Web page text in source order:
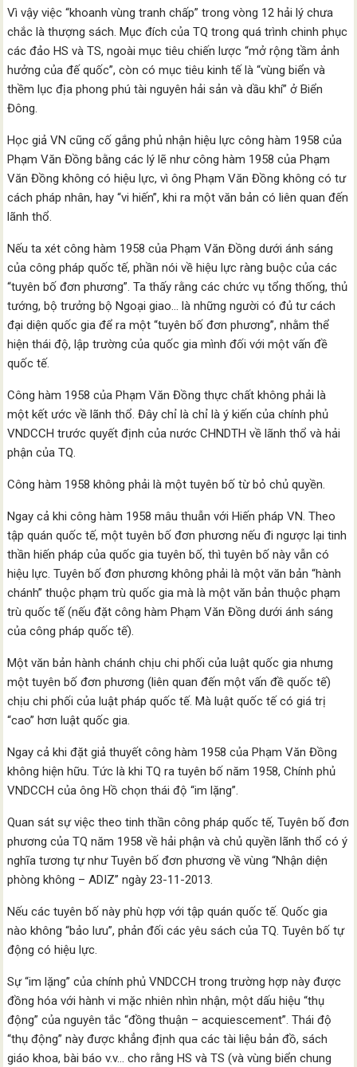
Vì vậy việc “khoanh vùng tranh chấp” trong vòng 12 hải lý chưa
chắc là thượng sách. Mục đích của TQ trong quá trình chinh phục
các đảo HS và TS, ngoài mục tiêu chiến lược “mở rộng tầm ảnh
hưởng của đế quốc”, còn có mục tiêu kinh tế là “vùng biển và
thềm lục địa phong phú tài nguyên hải sản và dầu khí” ở Biển
Đông.
Học giả VN cũng cố gắng phủ nhận hiệu lực công hàm 1958 của
Phạm Văn Đồng bằng các lý lẽ như công hàm 1958 của Phạm
Văn Đồng không có hiệu lực, vì ông Phạm Văn Đồng không có tư
cách pháp nhân, hay “vi hiến”, khi ra một văn bản có liên quan đến
lãnh thổ.
Nếu ta xét công hàm 1958 của Phạm Văn Đồng dưới ánh sáng
của công pháp quốc tế, phần nói về hiệu lực ràng buộc của các
“tuyên bố đơn phương”. Ta thấy rằng các chức vụ tổng thống, thủ
tướng, bộ trưởng bộ Ngoại giao… là những người có đủ tư cách
đại diện quốc gia để ra một “tuyên bố đơn phương”, nhằm thể
hiện thái độ, lập trường của quốc gia mình đối với một vấn đề
quốc tế.
Công hàm 1958 của Phạm Văn Đồng thực chất không phải là
một kết ước về lãnh thổ. Đây chỉ là chỉ là ý kiến của chính phủ
VNDCCH trước quyết định của nước CHNDTH về lãnh thổ và hải
phận của TQ.
Công hàm 1958 không phải là một tuyên bố từ bỏ chủ quyền.
Ngay cả khi công hàm 1958 mâu thuẫn với Hiến pháp VN. Theo
tập quán quốc tế, một tuyên bố đơn phương nếu đi ngược lại tinh
thần hiến pháp của quốc gia tuyên bố, thì tuyên bố này vẫn có
hiệu lực. Tuyên bố đơn phương không phải là một văn bản “hành
chánh” thuộc phạm trù quốc gia mà là một văn bản thuộc phạm
trù quốc tế (nếu đặt công hàm Phạm Văn Đồng dưới ánh sáng
của công pháp quốc tế).
Một văn bản hành chánh chịu chi phối của luật quốc gia nhưng
một tuyên bố đơn phương (liên quan đến một vấn đề quốc tế)
chịu chi phối của luật pháp quốc tế. Mà luật quốc tế có giá trị
“cao” hơn luật quốc gia.
Ngay cả khi đặt giả thuyết công hàm 1958 của Phạm Văn Đồng
không hiện hữu. Tức là khi TQ ra tuyên bố năm 1958, Chính phủ
VNDCCH của ông Hồ chọn thái độ “im lặng”.
Quan sát sự việc theo tinh thần công pháp quốc tế, Tuyên bố đơn
phương của TQ năm 1958 về hải phận và chủ quyền lãnh thổ có ý
nghĩa tương tự như Tuyên bố đơn phương về vùng “Nhận diện
phòng không – ADIZ” ngày 23-11-2013.
Nếu các tuyên bố này phù hợp với tập quán quốc tế. Quốc gia
nào không “bảo lưu”, phản đối các yêu sách của TQ. Tuyên bố tự
động có hiệu lực.
Sự “im lặng” của chính phủ VNDCCH trong trường hợp này được
đồng hóa với hành vi mặc nhiên nhìn nhận, một dấu hiệu “thụ
động” của nguyên tắc “đồng thuận – acquiescement”. Thái độ
“thụ động” này được khẳng định qua các tài liệu bản đồ, sách
giáo khoa, bài báo v.v… cho rằng HS và TS (và vùng biển chung